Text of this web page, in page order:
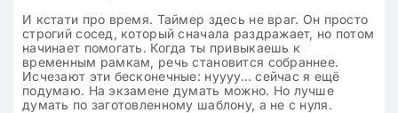
И кстати про время. Таймер здесь не враг. Он просто
строгий сосед, который сначала раздражает, но потом
начинает помогать. Когда ты привыкаешь к
временным рамкам, речь становится собраннее.
Исчезают эти бесконечные: нуууу… сейчас я ещё
подумаю. На экзамене думать можно. Но лучше
думать по заготовленному шаблону, а не с нуля.